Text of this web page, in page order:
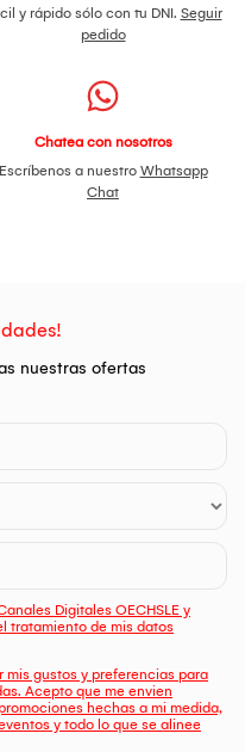
y rápido sólo con tu DNI. Seguir
pedido
Chatea con nosotros
Escríbenos a nuestro Whatsapp
Chat
nuestras ofertas
Digitales OECHSLE y
tratamiento de mis datos
mis gustos y preferencias para
Acepto que me envien
hechas a mi medida,
y todo lo que se alinee